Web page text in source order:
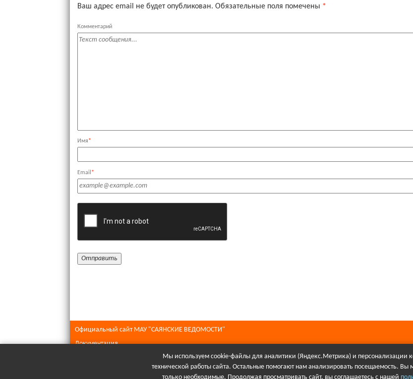
Ваш адрес email не будет опубликован. Обязательные поля помечены *
Комментарий
Имя*
Email *
Официальный сайт МАУ "САЯНСКИЕ ВЕДОМОСТИ"
Документация
При полном или частичном использовании материалов в Интернете гиперссылка на сайт Первое городского
Мы используем cookie-файлы для аналитики (Яндекс.Метрика) и персонализации
технической работы сайта. Остальные помогают нам анализировать посещаемость. Вы
только необходимые. Продолжая просматривать сайт, вы соглашаетесь с нашей